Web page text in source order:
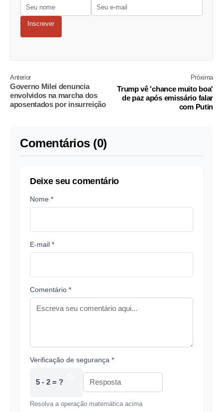
Inscrever
Anterior
Governo Milei denuncia
envolvidos na marcha dos
aposentados por insurreição
Próxima
Trump vê 'chance muito boa'
de paz após emissário falar
com Putin
Comentários (0)
Deixe seu comentário
Nome *
E-mail *
Comentário *
Verificação de segurança *
5 - 2 = ?
Resolva a operação matemática acima